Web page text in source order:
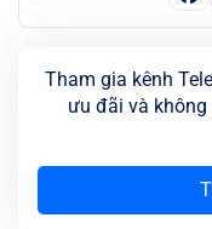
Tham gia kênh
ưu đãi và